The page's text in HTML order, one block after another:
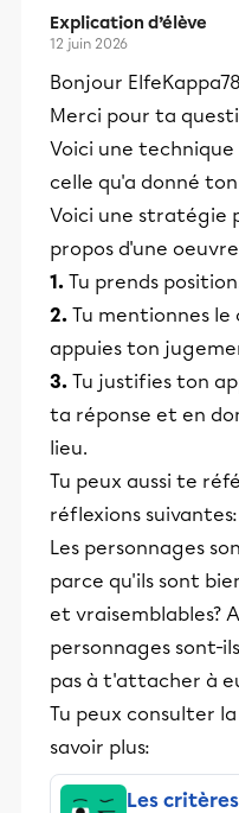
Explication d’élève
12 juin 2026
Bonjour
Merci pour ta
Voici une technique
celle qu'a donné
​Voici une stratégie
propos d'une
1. Tu prends
2. Tu mentionnes
appuies ton
3. Tu justifies ton
ta réponse et en
lieu.
Tu peux aussi te
réflexions suivantes:
Les personnages
parce qu'ils sont
et vraisemblables?
personnages sont-
pas à t'attacher à
Tu peux consulter
savoir plus:
Les